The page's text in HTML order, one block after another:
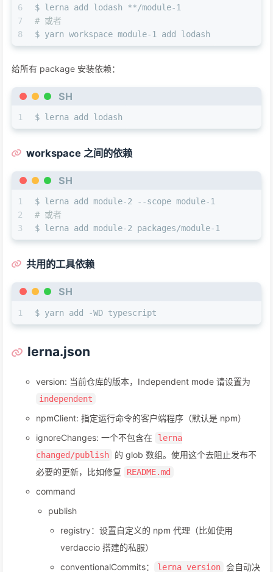
6
7
8
$ lerna add lodash **/module-1
# 或者
$ yarn workspace module-1 add lodash
给所有 package 安装依赖：
SH
1 $ lerna add lodash
workspace 之间的依赖
SH
1
2
3
$ lerna add module-2 --scope module-1
# 或者
$ lerna add module-2 packages/module-1
共用的工具依赖
SH
1 $ yarn add -WD typescript
lerna.json
version: 当前仓库的版本，Independent mode 请设置为
independent
npmClient: 指定运行命令的客户端程序（默认是 npm）
ignoreChanges: 一个不包含在
lerna
changed/publish
的 glob 数组。使用这个去阻止发布不
必要的更新，比如修复
README.md
command
publish
registry：设置自定义的 npm 代理（比如使用
verdaccio 搭建的私服）
conventionalCommits：
lerna version 会自动决